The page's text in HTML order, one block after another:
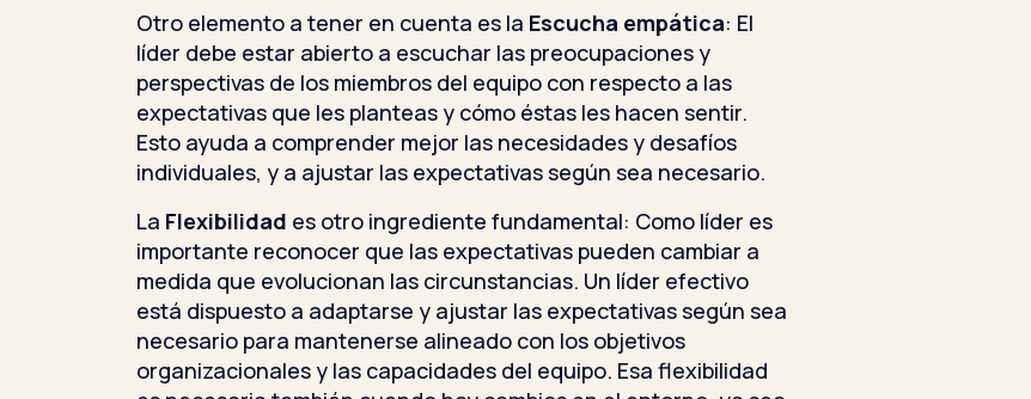
Otro elemento a tener en cuenta es la Escucha empática: El
líder debe estar abierto a escuchar las preocupaciones y
perspectivas de los miembros del equipo con respecto a las
expectativas que les planteas y cómo éstas les hacen sentir.
Esto ayuda a comprender mejor las necesidades y desafíos
individuales, y a ajustar las expectativas según sea necesario.
La Flexibilidad es otro ingrediente fundamental: Como líder es
importante reconocer que las expectativas pueden cambiar a
medida que evolucionan las circunstancias. Un líder efectivo
está dispuesto a adaptarse y ajustar las expectativas según sea
necesario para mantenerse alineado con los objetivos
organizacionales y las capacidades del equipo. Esa flexibilidad